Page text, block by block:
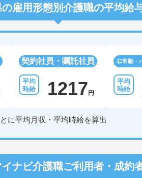
雇用形態別介護職の平均給
契約社員・嘱託社員
1217 円
非常勤・
に平均月収・平均時給を算出
ナビ介護職ご利用者・成約